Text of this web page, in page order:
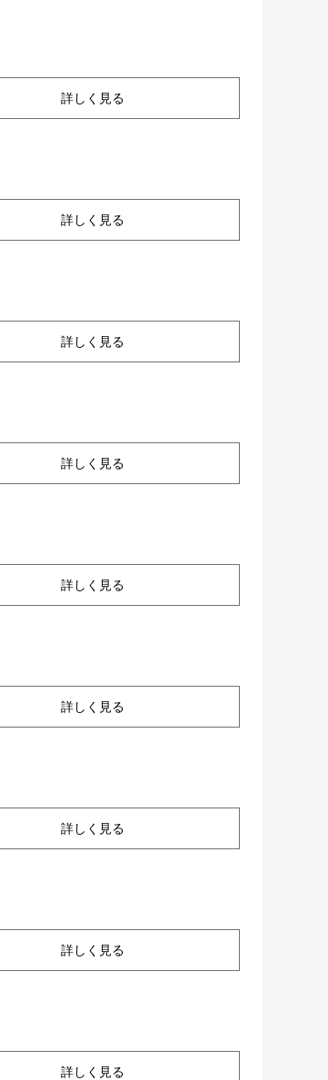
詳しく見る
詳しく見る
詳しく見る
詳しく見る
詳しく見る
詳しく見る
詳しく見る
詳しく見る
詳しく見る